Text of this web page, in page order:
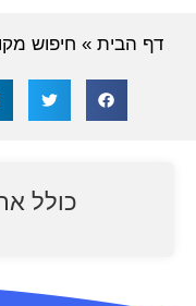
דף הבית » חיפוש
כולל